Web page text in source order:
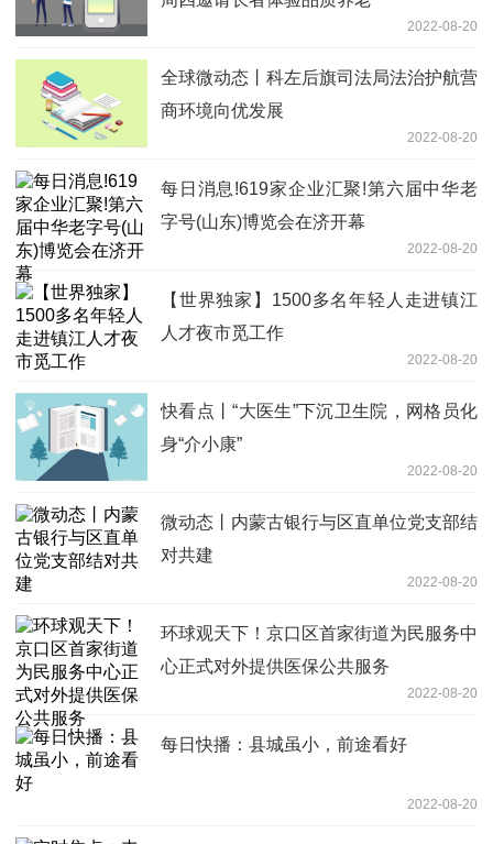
2022-08-20
全球微动态丨科左后旗司法局法治护航营
商环境向优发展
2022-08-20
每日消息!619家企业汇聚!第六届中华老
字号(山东)博览会在济开幕
2022-08-20
【世界独家】1500多名年轻人走进镇江
人才夜市觅工作
2022-08-20
快看点丨“大医生”下沉卫生院，网格员化
身“介小康”
2022-08-20
微动态丨内蒙古银行与区直单位党支部结
对共建
2022-08-20
环球观天下！京口区首家街道为民服务中
心正式对外提供医保公共服务
2022-08-20
每日快播：县城虽小，前途看好
2022-08-20